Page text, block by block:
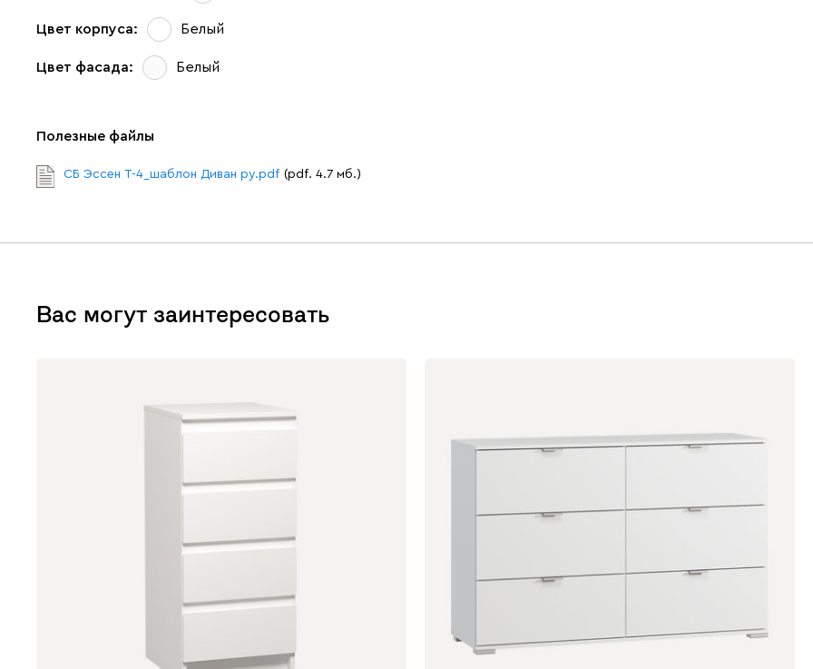
Цвет корпуса: Белый
Цвет фасада: Белый
Полезные файлы
СБ Эссен T-4_шаблон Диван ру.pdf (pdf. 4.7 мб.)
Вас могут заинтересовать